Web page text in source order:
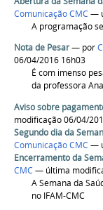
Comunicação CMC —
A programação
Nota de Pesar— por
06/04/2016 16h03
É com imenso
da professora
Aviso sobre
modificação 06/04/
Segundo dia da
Comunicação CMC —
Encerramento da
CMC — última
A Semana da
no IFAM-CMC